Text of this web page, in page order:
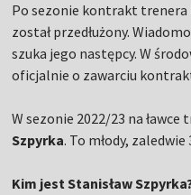
Po sezonie kontrakt trenera
został przedłużony.
szuka jego następcy. W
oficjalnie o zawarciu
W sezonie 2022/23 na
Szpyrka. To młody,
Kim jest Stanisław